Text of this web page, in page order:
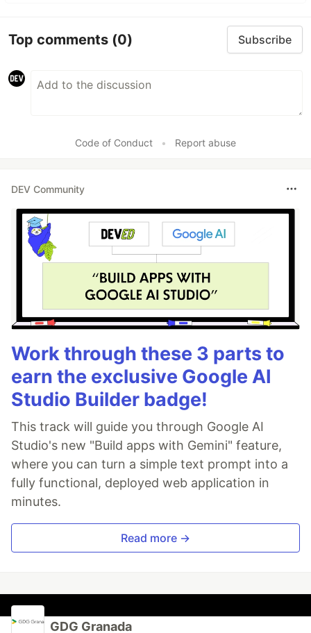
Top comments (0) Subscribe
Code of Conduct • Report abuse
DEV Community
Work through these 3 parts to
earn the exclusive Google AI
Studio Builder badge!
This track will guide you through Google AI
Studio's new "Build apps with Gemini" feature,
where you can turn a simple text prompt into a
fully functional, deployed web application in
minutes.
Read more →
GDG Granada